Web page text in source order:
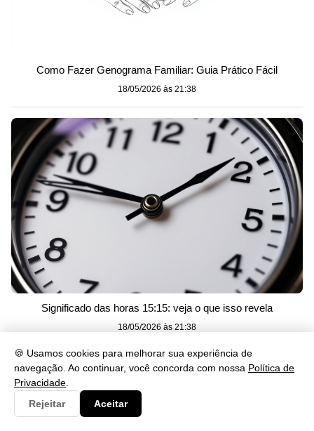
🍪 Usamos cookies para melhorar sua experiência de
navegação. Ao continuar, você concorda com nossa Política de
Privacidade
Rejeitar
Aceitar
Como Fazer Genograma Familiar: Guia Prático Fácil
18/05/2026 às 21:38
Significado das horas 15:15: veja o que isso revela
18/05/2026 às 21:38